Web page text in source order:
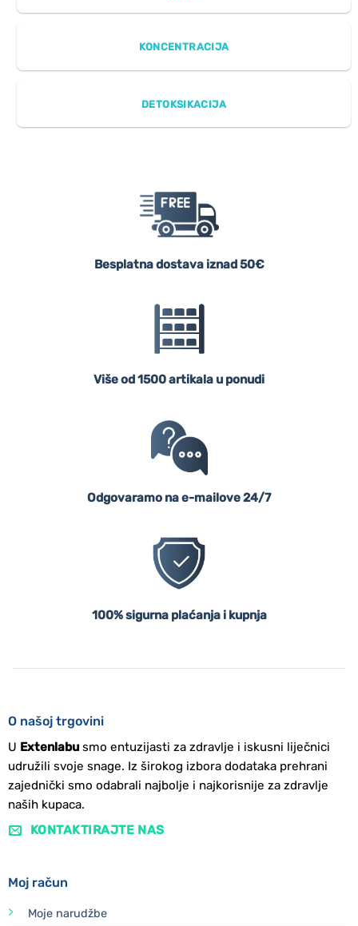
KONCENTRACIJA
DETOKSIKACIJA
Besplatna dostava iznad 50€
Više od 1500 artikala u ponudi
Odgovaramo na e-mailove 24/7
100% sigurna plaćanja i kupnja
O našoj trgovini
U Extenlabusmo entuzijasti za zdravlje i iskusni liječnici
udružili svoje snage. Iz širokog izbora dodataka prehrani
zajednički smo odabrali najbolje i najkorisnije za zdravlje
naših kupaca.
KONTAKTIRAJTE NAS
Moj račun
Moje narudžbe